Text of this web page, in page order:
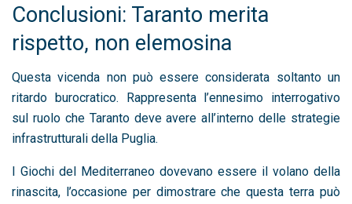
Conclusioni: Taranto merita
rispetto, non elemosina
Questa vicenda non può essere considerata soltanto un
ritardo burocratico. Rappresenta l’ennesimo interrogativo
sul ruolo che Taranto deve avere all’interno delle strategie
infrastrutturali della Puglia.
I Giochi del Mediterraneo dovevano essere il volano della
rinascita, l’occasione per dimostrare che questa terra può